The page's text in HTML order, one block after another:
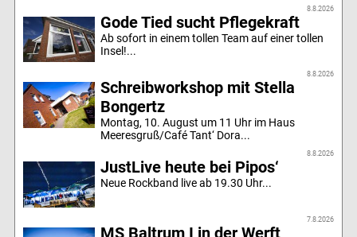
8.8.2026
Gode Tied sucht Pflegekraft
Ab sofort in einem tollen Team auf einer tollen
Insel!...
8.8.2026
Schreibworkshop mit Stella
Bongertz
Montag, 10. August um 11 Uhr im Haus
Meeresgruß/Café Tant‘ Dora...
8.8.2026
JustLive heute bei Pipos‘
Neue Rockband live ab 19.30 Uhr...
7.8.2026
MS Baltrum I in der Werft